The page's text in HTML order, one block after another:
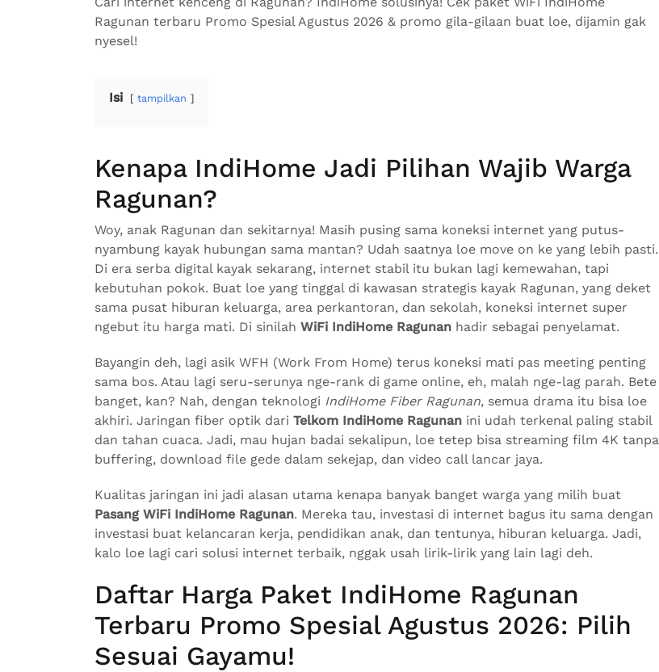
Ragunan terbaru Promo Spesial Agustus 2026 & promo gila-gilaan buat loe, dijamin gak
nyesel!
Isi tampilkan
Kenapa IndiHome Jadi Pilihan Wajib Warga
Ragunan?
Woy, anak Ragunan dan sekitarnya! Masih pusing sama koneksi internet yang putus-
nyambung kayak hubungan sama mantan? Udah saatnya loe move on ke yang lebih pasti.
Di era serba digital kayak sekarang, internet stabil itu bukan lagi kemewahan, tapi
kebutuhan pokok. Buat loe yang tinggal di kawasan strategis kayak Ragunan, yang deket
sama pusat hiburan keluarga, area perkantoran, dan sekolah, koneksi internet super
ngebut itu harga mati. Di sinilah WiFi IndiHome Ragunan hadir sebagai penyelamat.
Bayangin deh, lagi asik WFH (Work From Home) terus koneksi mati pas meeting penting
sama bos. Atau lagi seru-serunya nge-rank di game online, eh, malah nge-lag parah. Bete
banget, kan? Nah, dengan teknologi IndiHome Fiber Ragunan, semua drama itu bisa loe
akhiri. Jaringan fiber optik dari Telkom IndiHome Ragunan ini udah terkenal paling stabil
dan tahan cuaca. Jadi, mau hujan badai sekalipun, loe tetep bisa streaming film 4K tanpa
buffering, download file gede dalam sekejap, dan video call lancar jaya.
Kualitas jaringan ini jadi alasan utama kenapa banyak banget warga yang milih buat
Pasang WiFi IndiHome Ragunan. Mereka tau, investasi di internet bagus itu sama dengan
investasi buat kelancaran kerja, pendidikan anak, dan tentunya, hiburan keluarga. Jadi,
kalo loe lagi cari solusi internet terbaik, nggak usah lirik-lirik yang lain lagi deh.
Daftar Harga Paket IndiHome Ragunan
Terbaru Promo Spesial Agustus 2026: Pilih
Sesuai Gayamu!